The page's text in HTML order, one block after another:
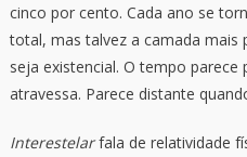
cinco por cento. Cada ano se
total, mas talvez a camada mais
seja existencial. O tempo
atravessa. Parece distante
Interestelarfala de relatividade